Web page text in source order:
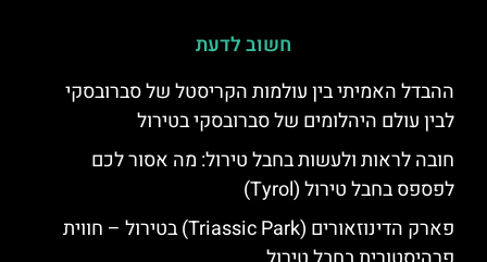
חשוב לדעת
ההבדל האמיתי בין עולמות הקריסטל של סברובסקי
לבין עולם היהלומים של סברובסקי בטירול
חובה לראות ולעשות בחבל טירול: מה אסור לכם
לפספס בחבל טירול (Tyrol)
פארק הדינוזאורים (Triassic Park) בטירול – חווית